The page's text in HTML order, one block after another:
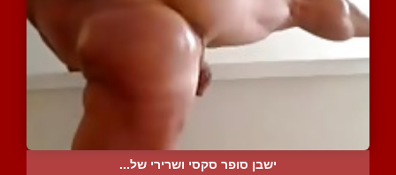
ישבן סופר סקסי ושרירי של...